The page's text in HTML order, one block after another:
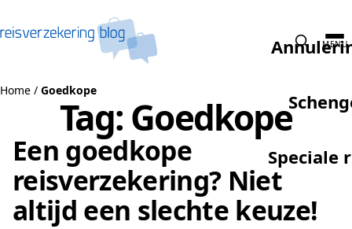
Speciale
MENU
Home / Goedkope
Tag: Goedkope
Een goedkope
reisverzekering? Niet
altijd een slechte keuze!